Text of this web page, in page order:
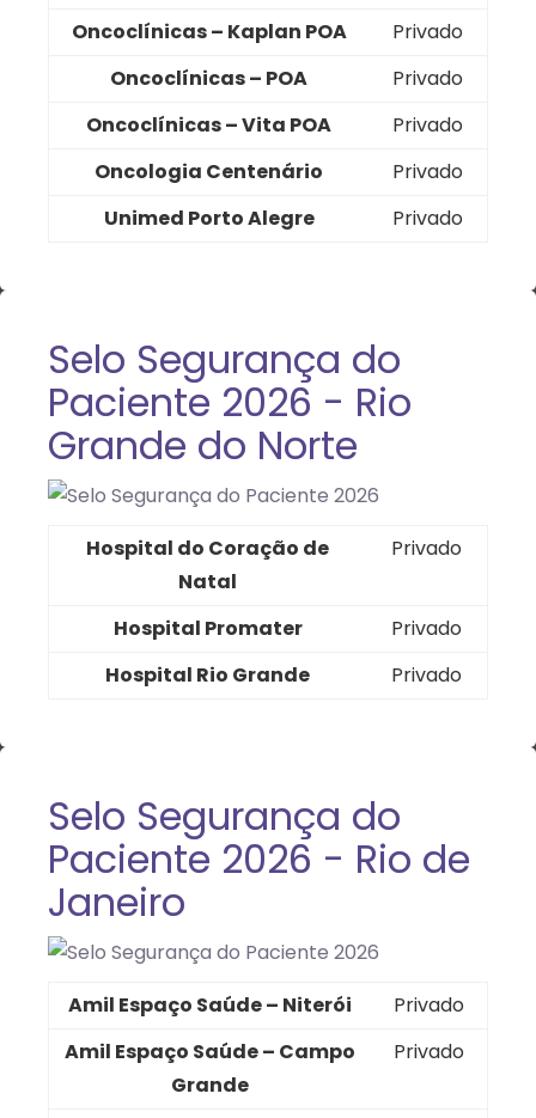
Oncoclínicas – Kaplan POA
Privado
Oncoclínicas – POA
Privado
Oncoclínicas – Vita POA
Privado
Oncologia Centenário
Privado
Unimed Porto Alegre
Privado
Selo Segurança do
Paciente 2026 - Rio
Grande do Norte
Hospital do Coração de
Natal
Privado
Hospital Promater
Privado
Hospital Rio Grande
Privado
Selo Segurança do
Paciente 2026 - Rio de
Janeiro
Amil Espaço Saúde – Niterói
Privado
Amil Espaço Saúde – Campo
Grande
Privado